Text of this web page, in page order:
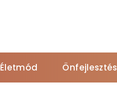
Életmód Önfejlesztés